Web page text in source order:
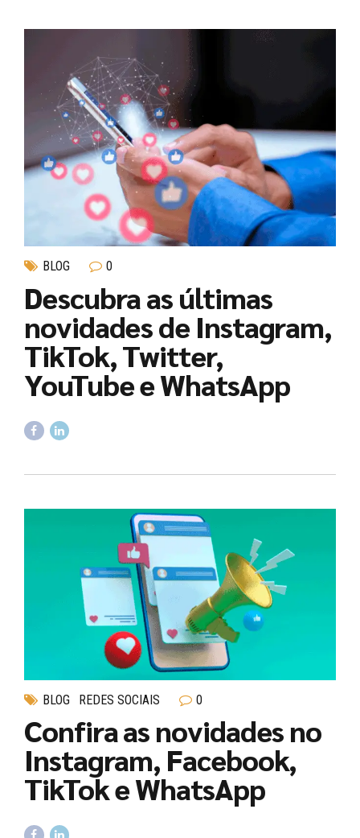
BLOG 0
Descubra as últimas
novidades de Instagram,
TikTok, Twitter,
YouTube e WhatsApp
BLOG REDES SOCIAIS 0
Confira as novidades no
Instagram, Facebook,
TikTok e WhatsApp